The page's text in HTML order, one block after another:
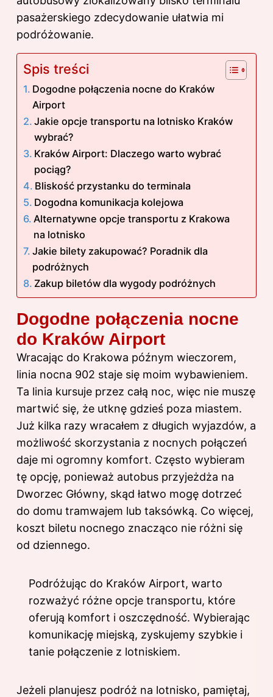
pasażerskiego zdecydowanie ułatwia mi
podróżowanie.
Spis treści
Dogodne połączenia nocne do Kraków
Airport
Jakie opcje transportu na lotnisko Kraków
wybrać?
Kraków Airport: Dlaczego warto wybrać
pociąg?
Bliskość przystanku do terminala
Dogodna komunikacja kolejowa
Alternatywne opcje transportu z Krakowa
na lotnisko
Jakie bilety zakupować? Poradnik dla
podróżnych
Zakup biletów dla wygody podróżnych
Dogodne połączenia nocne
do Kraków Airport
Wracając do Krakowa późnym wieczorem,
linia nocna 902 staje się moim wybawieniem.
Ta linia kursuje przez całą noc, więc nie muszę
martwić się, że utknę gdzieś poza miastem.
Już kilka razy wracałem z długich wyjazdów, a
możliwość skorzystania z nocnych połączeń
daje mi ogromny komfort. Często wybieram
tę opcję, ponieważ autobus przyjeżdża na
Dworzec Główny, skąd łatwo mogę dotrzeć
do domu tramwajem lub taksówką. Co więcej,
koszt biletu nocnego znacząco nie różni się
od dziennego.
Podróżując do Kraków Airport, warto
rozważyć różne opcje transportu, które
oferują komfort i oszczędność. Wybierając
komunikację miejską, zyskujemy szybkie i
tanie połączenie z lotniskiem.
Jeżeli planujesz podróż na lotnisko, pamiętaj,